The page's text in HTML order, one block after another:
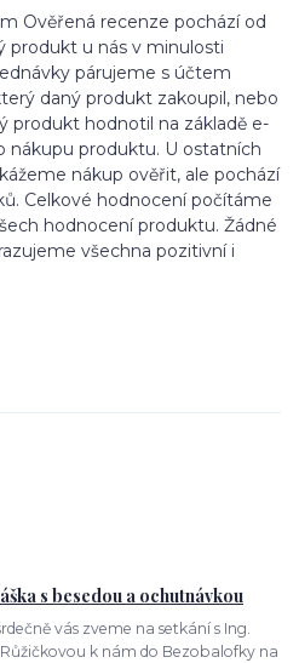
s besedou a ochutnávkou
vás zveme na setkání s Ing.
k nám do Bezobalofky na
Ověřená recenze pochází od
produkt u nás v minulosti
párujeme s účtem
daný produkt zakoupil, nebo
produkt hodnotil na základě e-
nákupu produktu. U ostatních
nákup ověřit, ale pochází
Celkové hodnocení počítáme
hodnocení produktu. Žádné
všechna pozitivní i